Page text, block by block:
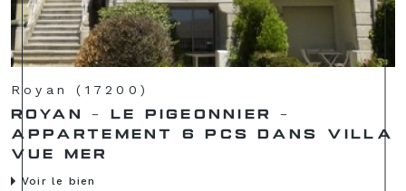
Royan (17200)
ROYAN - LE PIGEONNIER -
APPARTEMENT 6 PCS DANS VILLA
VUE MER
Voir le bien